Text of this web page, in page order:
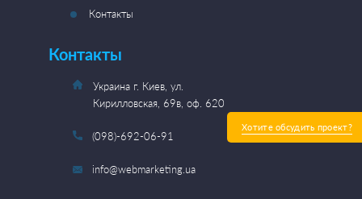
Хотите обсудить проект?
Контакты
Контакты
Украина г. Киев, ул.
Кирилловская, 69в, оф. 620
(098)-692-06-91
info@webmarketing.ua